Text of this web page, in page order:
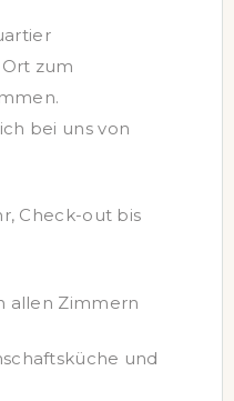
zum
bei uns von
Check-out bis
allen Zimmern
und